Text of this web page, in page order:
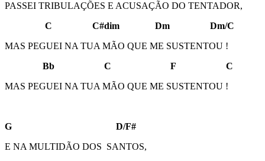
PASSEI TRIBULAÇÕES E ACUSAÇÃO DO TENTADOR,
C C#dim Dm Dm/C
MAS PEGUEI NA TUA MÃO QUE ME SUSTENTOU !
Bb C F C
MAS PEGUEI NA TUA MÃO QUE ME SUSTENTOU !
G D/F#
E NA MULTIDÃO DOS SANTOS,